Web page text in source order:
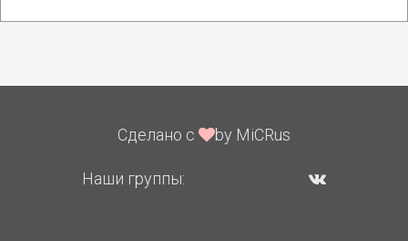
Сделано с by MiCRus
Наши группы: